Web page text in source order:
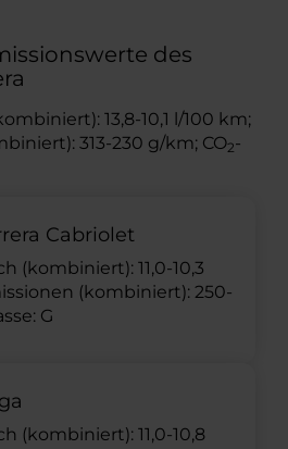
des
13,8-10,1 l/100 km;
313-230 g/km; CO2-
Cabriolet
(kombiniert): 11,0-10,3
(kombiniert): 250-
G
(kombiniert): 11,0-10,8